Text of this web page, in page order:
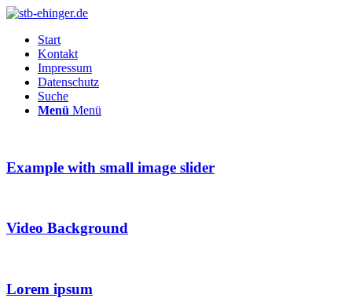
Start
Kontakt
Impressum
Datenschutz
Suche
Menü Menü
Example with small image slider
Video Background
Lorem ipsum